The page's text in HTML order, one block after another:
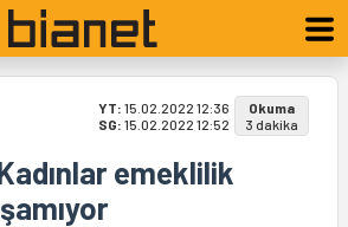
YT: 15.02.2022 12:36
SG: 15.02.2022 12:52
Okuma
3 dakika
emeklilik